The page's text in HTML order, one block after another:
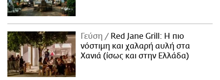
Γεύση
Red Jane Grill: Η πιο
νόστιμη και χαλαρή αυλή στα
Χανιά (ίσως και στην Ελλάδα)